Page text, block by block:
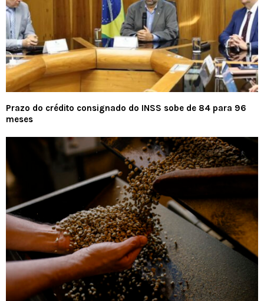
Prazo do crédito consignado do INSS sobe de 84 para 96
meses